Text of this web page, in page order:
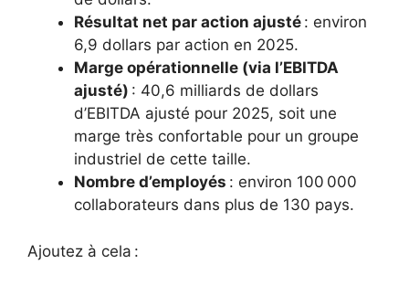
Résultat net par action ajusté : environ
6,9 dollars par action en 2025.
Marge opérationnelle (via l’EBITDA
ajusté) : 40,6 milliards de dollars
d’EBITDA ajusté pour 2025, soit une
marge très confortable pour un groupe
industriel de cette taille.
Nombre d’employés : environ 100 000
collaborateurs dans plus de 130 pays.
Ajoutez à cela :